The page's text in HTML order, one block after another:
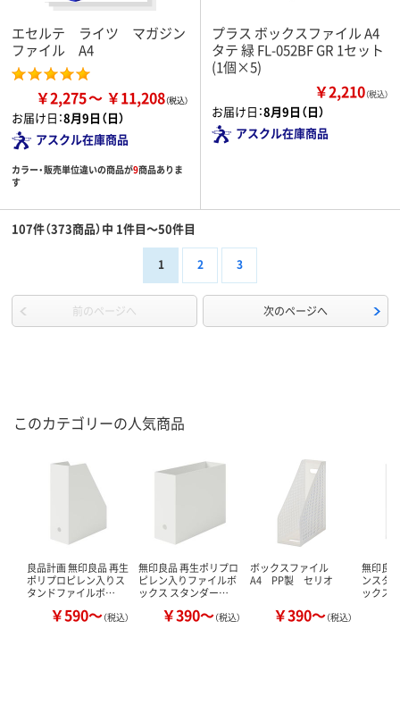
エセルテ ライツ マガジン
ファイル A4
￥2,275 ￥11,208
お届け日：8月9日（日）
アスクル在庫商品
カラー・販売単位違いの商品が9商品ありま
す
プラス ボックスファイル A4
タテ 緑 FL-052BF GR 1セット
(1個×5)
￥2,210（税込）
お届け日：8月9日（日）
アスクル在庫商品
107件（373商品）中 1件目～50件目
1 2 3
前のページへ 次のページへ
このカテゴリーの人気商品
良品計画 無印良品 再生
ポリプロピレン入りス
タンドファイルボ…
￥590～（税込）
無印良品 再生ポリプロ
ピレン入りファイルボ
ックス スタンダー…
￥390～（税込）
ボックスファイル
A4 PP製 セリオ
￥390～（税込）
無印良
ンスタ
ックス